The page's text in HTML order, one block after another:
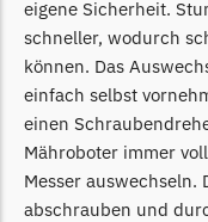
Powerplus
Powerplus Messer
Begrenzungsdraht
Powerworks
Powerworks Messer
eigene Sicherheit.
schneller, wodurch
können. Das
einfach selbst
einen
Mähroboter immer
Messer auswechseln.
abschrauben und